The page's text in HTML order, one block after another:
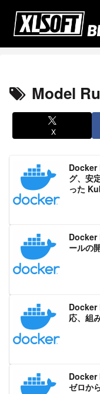
Model
X
Docker
グ、安
った
Docker
ールの
Docker
応、組
Docker
ゼロか